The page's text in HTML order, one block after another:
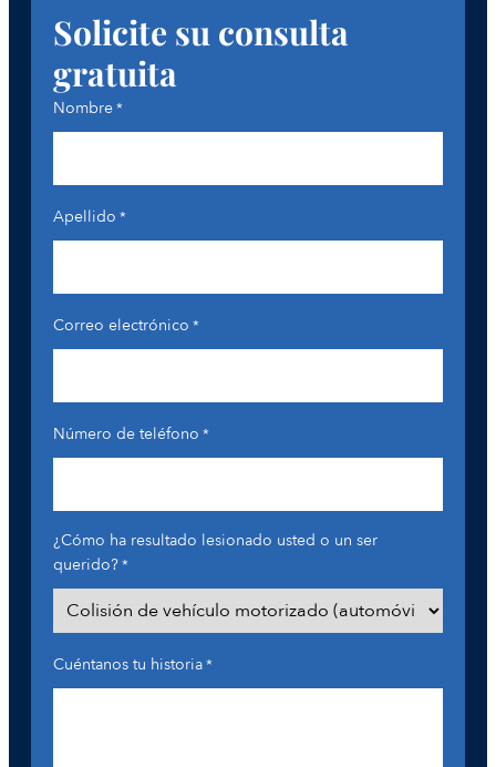
Solicite su consulta
gratuita
Nombre*
Apellido *
Correo electrónico *
Número de teléfono *
¿Cómo ha resultado lesionado usted o un ser
querido?*
Cuéntanos tu historia*